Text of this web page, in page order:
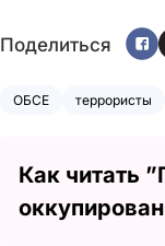
Поделиться
ОБСЕ террористы
Как читать